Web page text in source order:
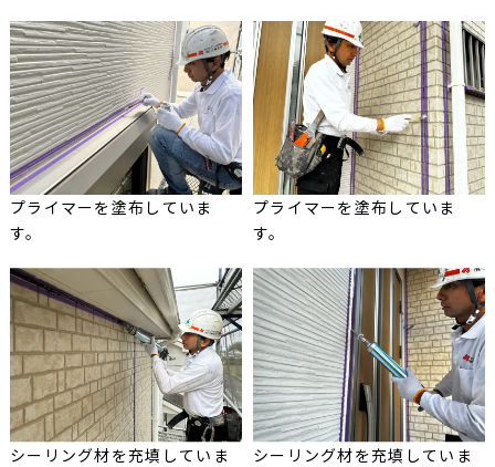
プライマーを塗布していま
す。
プライマーを塗布していま
す。
シーリング材を充填していま
シーリング材を充填していま